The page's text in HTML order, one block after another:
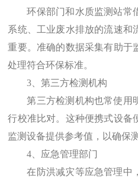
环保部门和水质监测站常
系统、工业废水排放的流速和
重要。准确的数据采集有助于
处理符合环保标准。
3、第三方检测机构
第三方检测机构也常使用
行校准比对。这种便携式设备
监测设备提供参考值，以确保
4、应急管理部门
在防洪减灾等应急管理中